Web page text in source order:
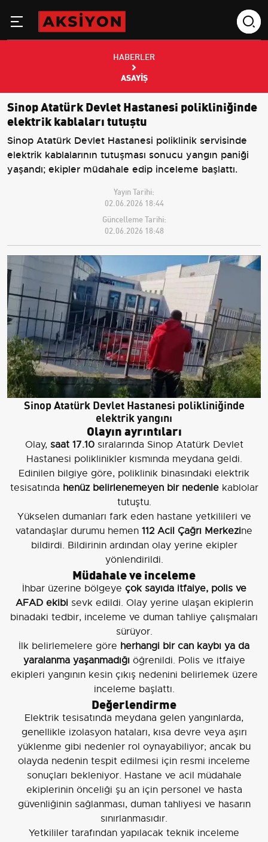
HABERLER
ASAYIŞ
Sinop Atatürk Devlet Hastanesi polikliniğinde
elektrik kablaları tutuştu
Sinop Atatürk Devlet Hastanesi poliklinik servisinde
elektrik kablalarının tutuşması sonucu yangın paniği
yaşandı; ekipler müdahale edip inceleme başlattı.
Yayın Tarihi:
02.06.2026 18:44
Güncelleme Tarihi:
02.06.2026 18:48
Sinop Atatürk Devlet Hastanesi polikliniğinde
elektrik yangını
Olayın ayrıntıları
Olay, saat 17.10sıralarında Sinop Atatürk Devlet
Hastanesi poliklinikler kısmında meydana geldi.
Edinilen bilgiye göre, poliklinik binasındaki elektrik
tesisatında henüz belirlenemeyen bir nedenlekablolar
tutuştu.
Yükselen dumanları fark eden hastane yetkilileri ve
vatandaşlar durumu hemen 112 Acil Çağrı Merkezine
bildirdi. Bildirinin ardından olay yerine ekipler
yönlendirildi.
Müdahale ve inceleme
İhbar üzerine bölgeye çok sayıda itfaiye, polis ve
AFAD ekibisevk edildi. Olay yerine ulaşan ekiplerin
binadaki tedbir, inceleme ve duman tahliye çalışmaları
sürüyor.
İlk belirlemelere göre herhangi bir can kaybı ya da
yaralanma yaşanmadığı öğrenildi. Polis ve itfaiye
ekipleri yangının kesin çıkış nedenini belirlemek üzere
inceleme başlattı.
Değerlendirme
Elektrik tesisatında meydana gelen yangınlarda,
genellikle izolasyon hataları, kısa devre veya aşırı
yüklenme gibi nedenler rol oynayabiliyor; ancak bu
olayda nedenin tespit edilmesi için resmi inceleme
sonuçları bekleniyor. Hastane ve acil müdahale
ekiplerinin önceliği şu an için personel ve hasta
güvenliğinin sağlanması, duman tahliyesi ve hasarın
sınırlanmasıdır.
Yetkililer tarafından yapılacak teknik inceleme